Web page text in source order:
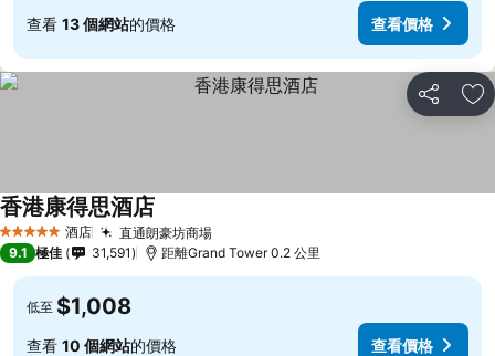
查看 13 個網站的價格 查看價格
分享 放
5 星級 酒店 直通朗豪坊商場
香港康得思酒店
9.1 極佳 31,591 距離Grand Tower 0.2 公里
低至 $1,008
查看 10 個網站的價格 查看價格